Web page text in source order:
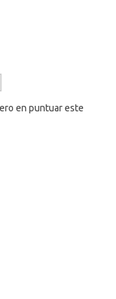
en puntuar este